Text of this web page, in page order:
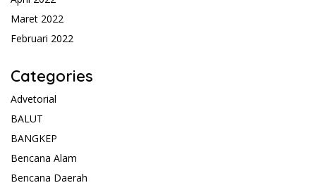
Maret 2022
Februari 2022
Categories
Advetorial
BALUT
BANGKEP
Bencana Alam
Bencana Daerah